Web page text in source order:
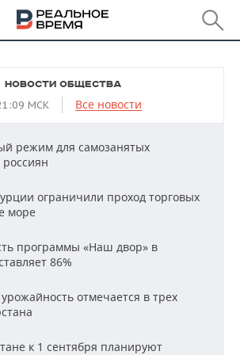
ДОХОДАХ
ПФО
НОВОСТИ ОБЩЕСТВА
МСК Все новости
режим для самозанятых
ограничили проход торговых
море
программы «Наш двор» в
86%
отмечается в трех
к 1 сентября планируют